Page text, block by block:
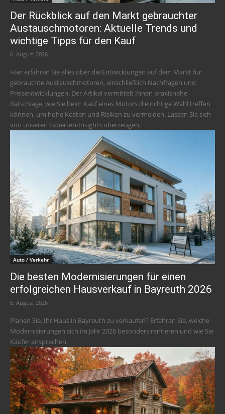
Der Rückblick auf den Markt gebrauchter
Austauschmotoren: Aktuelle Trends und
wichtige Tipps für den Kauf
6. August 2026
Hier erfahren Sie alles über die Entwicklungen auf dem Markt für
gebrauchte Austauschmotoren, einschließlich Nachfragen und
Preisentwicklungen. Der Artikel vermittelt Ihnen praxisnahe
Ratschläge, wie Sie beim Kauf eines Motors die richtige Wahl treffen
können, um hohe Kosten und Risiken zu vermeiden. Lassen Sie sich
von unseren Experten-Insights überzeugen.
Auto / Verkehr
Die besten Modernisierungen für einen
erfolgreichen Hausverkauf in Bayreuth 2026
6. August 2026
Planen Sie, Ihr Haus in Bayreuth zu verkaufen? Erfahren Sie, welche
Modernisierungen sich im Jahr 2026 besonders rentieren und wie Sie
Käufer ansprechen.